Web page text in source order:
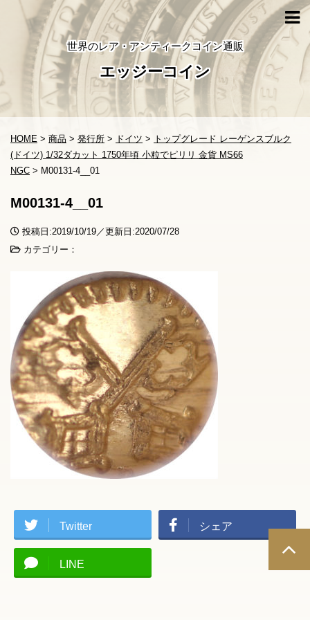
世界のレア・アンティークコイン通販
エッジーコイン
HOME > 商品 > 発行所 > ドイツ > トップグレード レーゲンスブルク
(ドイツ) 1/32ダカット 1750年頃 小粒でピリリ 金貨 MS66
NGC > M00131-4__01
M00131-4__01
投稿日:2019/10/19／更新日:2020/07/28
カテゴリー：
Twitter シェア
LINE